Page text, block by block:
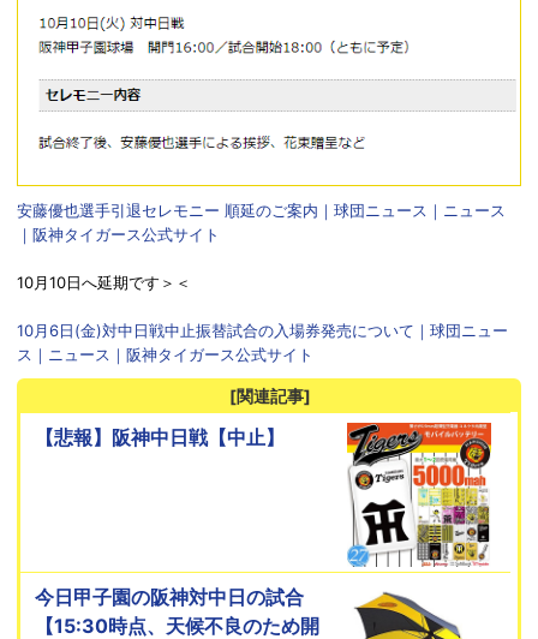
安藤優也選手引退セレモニー 順延のご案内｜球団ニュース｜ニュース
｜阪神タイガース公式サイト
10月10日へ延期です＞＜
10月6日(金)対中日戦中止振替試合の入場券発売について｜球団ニュー
ス｜ニュース｜阪神タイガース公式サイト
[関連記事]
【悲報】阪神中日戦【中止】
今日甲子園の阪神対中日の試合
【15:30時点、天候不良のため開